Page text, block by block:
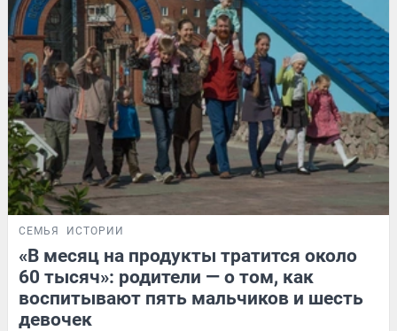
СЕМЬЯ ИСТОРИИ
«В месяц на продукты тратится около
60 тысяч»: родители — о том, как
воспитывают пять мальчиков и шесть
девочек